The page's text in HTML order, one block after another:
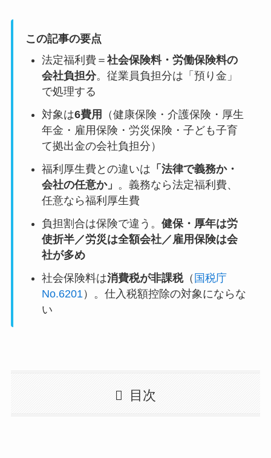
この記事の要点
法定福利費＝ 社会保険料・労働保険料の
会社負担分。従業員負担分は「預り金」
で処理する
対象は6費用
（健康保険・介護保険・厚生
年金・雇用保険・労災保険・子ども子育
て拠出金の会社負担分）
福利厚生費との違いは 「法律で義務か・
会社の任意か」 。義務なら法定福利費、
任意なら福利厚生費
負担割合は保険で違う。 健保・厚年は労
使折半／労災は全額会社／雇用保険は会
社が多め
社会保険料は消費税が非課税（ 国税庁
No.6201 ）。仕入税額控除の対象にならな
い
目次